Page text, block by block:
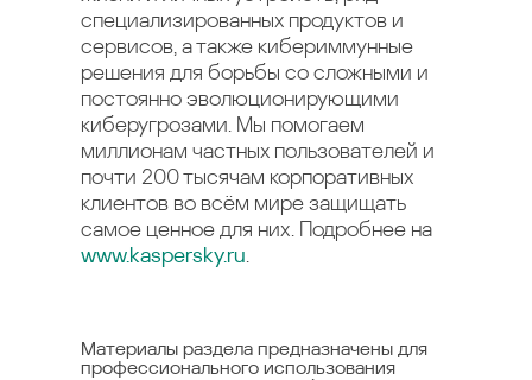
специализированных продуктов и
сервисов, а также кибериммунные
решения для борьбы со сложными и
постоянно эволюционирующими
киберугрозами. Мы помогаем
миллионам частных пользователей и
почти 200 тысячам корпоративных
клиентов во всём мире защищать
самое ценное для них. Подробнее на
www.kaspersky.ru
Материалы раздела предназначены для
профессионального использования